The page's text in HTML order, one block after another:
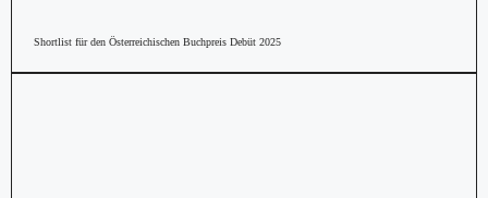
Shortlist für den Österreichischen Buchpreis Debüt 2025